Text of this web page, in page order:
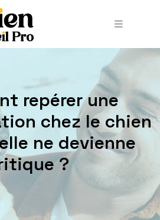
repérer une
chez le chien
ne devienne
?